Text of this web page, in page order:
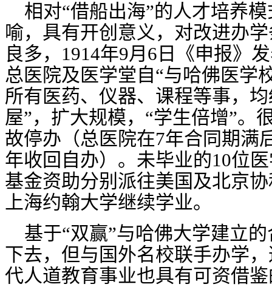
相对“借船出海”的人才培养
喻，具有开创意义，对改进办
良多，1914年9月6日《申报》
总医院及医学堂自“与哈佛医学
所有医药、仪器、课程等事，
屋”，扩大规模，“学生倍增”。
故停办（总医院在7年合同期满
年收回自办）。未毕业的10位
基金资助分别派往美国及北京
上海约翰大学继续学业。
基于“双赢”与哈佛大学建立
下去，但与国外名校联手办学
代人道教育事业也具有可资借